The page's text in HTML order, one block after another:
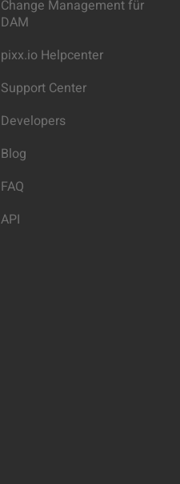
Change Management für
DAM
pixx.io Helpcenter
Support Center
Developers
Blog
FAQ
API